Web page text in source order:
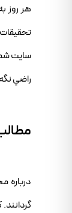
هر روز
سايت
راضي
درباره